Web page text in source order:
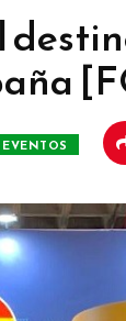
EVENTOS